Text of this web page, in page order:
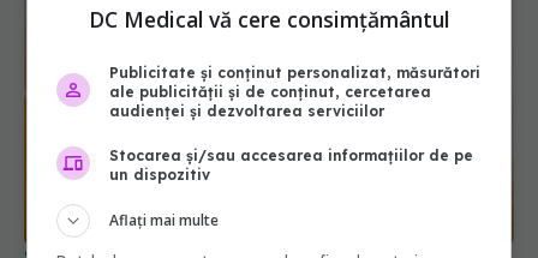
Sindromul Treacher Collins: aspecte pe care nu le
cunoști despre această boală rară
DC Medical vă cere consimțământul
Publicitate și conținut personalizat, măsurători
ale publicității și de conținut, cercetarea
audienței și dezvoltarea serviciilor
Stocarea și/sau accesarea informațiilor de pe
un dispozitiv
Aflați mai multe